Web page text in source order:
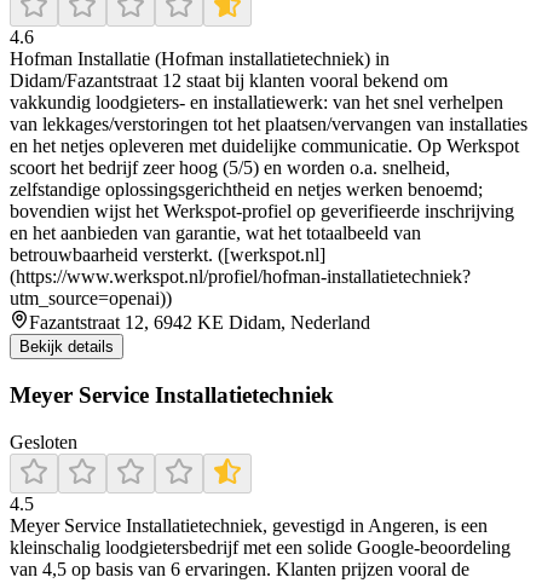
4.6
Hofman Installatie (Hofman installatietechniek) in
Didam/Fazantstraat 12 staat bij klanten vooral bekend om
vakkundig loodgieters- en installatiewerk: van het snel verhelpen
van lekkages/verstoringen tot het plaatsen/vervangen van installaties
en het netjes opleveren met duidelijke communicatie. Op Werkspot
scoort het bedrijf zeer hoog (5/5) en worden o.a. snelheid,
zelfstandige oplossingsgerichtheid en netjes werken benoemd;
bovendien wijst het Werkspot-profiel op geverifieerde inschrijving
en het aanbieden van garantie, wat het totaalbeeld van
betrouwbaarheid versterkt. ([werkspot.nl]
(https://www.werkspot.nl/profiel/hofman-installatietechniek?
utm_source=openai))
Fazantstraat 12, 6942 KE Didam, Nederland
Bekijk details
Meyer Service Installatietechniek
Gesloten
4.5
Meyer Service Installatietechniek, gevestigd in Angeren, is een
kleinschalig loodgietersbedrijf met een solide Google-beoordeling
van 4,5 op basis van 6 ervaringen. Klanten prijzen vooral de